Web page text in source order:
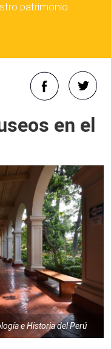
patrimonio
en el
e Historia del Perú